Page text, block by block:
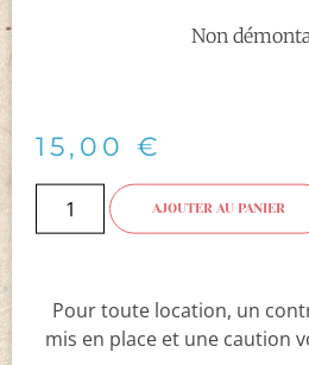
Non
15,00 €
AJOUTER AU PANIER
Pour toute location, un
mis en place et une caution